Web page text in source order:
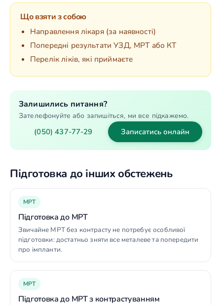
Що взяти з собою
Направлення лікаря (за наявності)
Попередні результати УЗД, МРТ або КТ
Перелік ліків, які приймаєте
Залишились питання?
Зателефонуйте або запишіться, ми все підкажемо.
(050) 437-77-29 Записатись онлайн
Підготовка до інших обстежень
МРТ
Підготовка до МРТ
Звичайне МРТ без контрасту не потребує особливої
підготовки: достатньо зняти все металеве та попередити
про імпланти.
МРТ
Підготовка до МРТ з контрастуванням